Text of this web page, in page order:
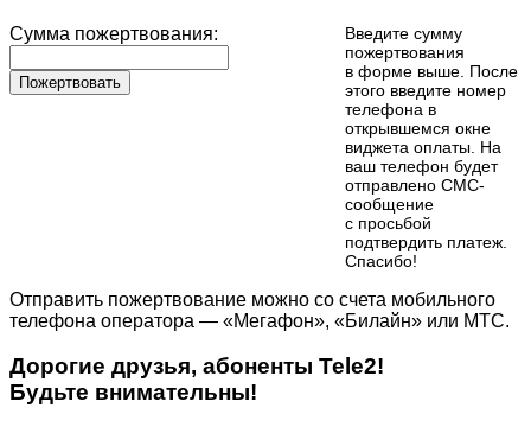
Сумма пожертвования:
Пожертвовать
Введите сумму
пожертвования
в форме выше. После
этого введите номер
телефона в
открывшемся окне
виджета оплаты. На
ваш телефон будет
отправлено СМС-
сообщение
с просьбой
подтвердить платеж.
Cпасибо!
Отправить пожертвование можно со счета мобильного
телефона оператора — «Мегафон», «Билайн» или МТС.
Дорогие друзья, абоненты Tele2!
Будьте внимательны!